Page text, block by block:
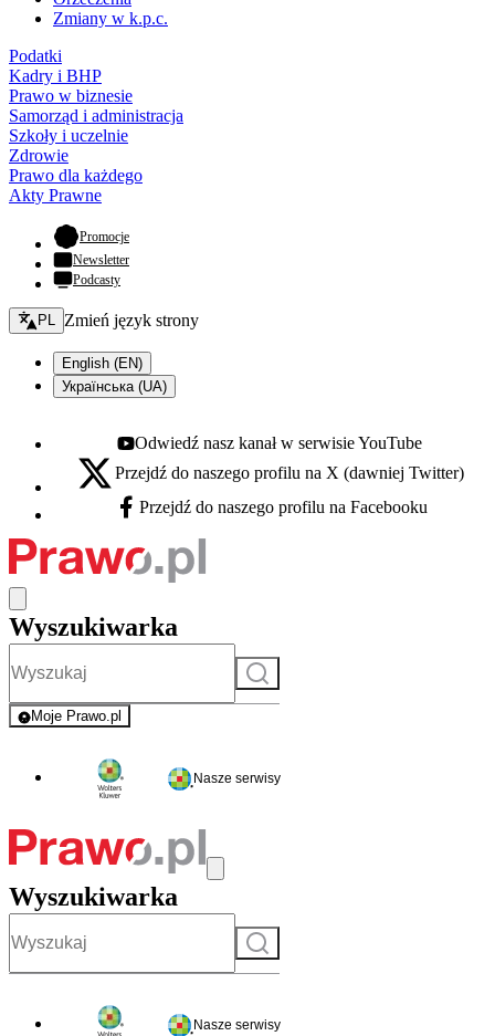
Zmiany w k.p.c.
Podatki
Kadry i BHP
Prawo w biznesie
Samorząd i administracja
Szkoły i uczelnie
Zdrowie
Prawo dla każdego
Akty Prawne
Promocje- otwiera się w nowej karcie
Newsletter
Podcasty
Zmień język - bieżący:
PL Zmień język strony
English (EN)
Українська (UA)
Youtube - otwiera się w nowej karcie
Odwiedź nasz kanał w serwisie YouTube
X - otwiera się w nowej karcie
Przejdź do naszego profilu na X (dawniej Twitter)
Facebook - otwiera się w nowej karcie
Przejdź do naszego profilu na Facebooku
Wyszukiwarka
Szukaj
Moje Prawo.pl
- rejestracja i logowanie do serwisu
Nasze serwisy
Wyszukiwarka
Szukaj
Nasze serwisy